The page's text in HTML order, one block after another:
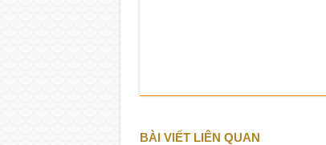
BÀI VIẾT LIÊN QUAN